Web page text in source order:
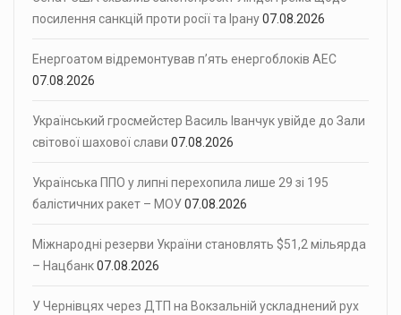
посилення санкцій проти росії та Ірану07.08.2026
Енергоатом відремонтував п’ять енергоблоків АЕС
07.08.2026
Український гросмейстер Василь Іванчук увійде до Зали
світової шахової слави 07.08.2026
Українська ППО у липні перехопила лише 29 зі 195
балістичних ракет – МОУ07.08.2026
Міжнародні резерви України становлять $51,2 мільярда
– Нацбанк07.08.2026
У Чернівцях через ДТП на Вокзальній ускладнений рух